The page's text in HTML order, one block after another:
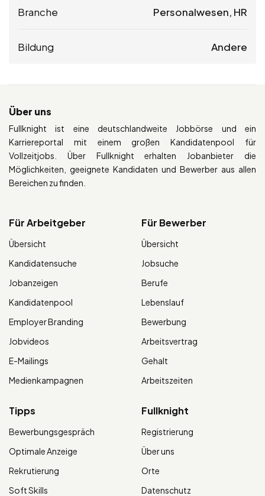
Branche Personalwesen, HR
Bildung Andere
Über uns
Fullknight ist eine deutschlandweite Jobbörse und ein
Karriereportal mit einem großen Kandidatenpool für
Vollzeitjobs. Über Fullknight erhalten Jobanbieter die
Möglichkeiten, geeignete Kandidaten und Bewerber aus allen
Bereichen zu finden.
Für Arbeitgeber
Übersicht
Kandidatensuche
Jobanzeigen
Kandidatenpool
Employer Branding
Jobvideos
E-Mailings
Medienkampagnen
Für Bewerber
Übersicht
Jobsuche
Berufe
Lebenslauf
Bewerbung
Arbeitsvertrag
Gehalt
Arbeitszeiten
Tipps
Bewerbungsgespräch
Optimale Anzeige
Rekrutierung
Soft Skills
Fullknight
Registrierung
Über uns
Orte
Datenschutz